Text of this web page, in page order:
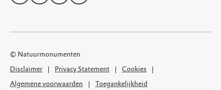
© Natuurmonumenten
Disclaimer
Privacy Statement
Cookies
Algemene voorwaarden
Toegankelijkheid